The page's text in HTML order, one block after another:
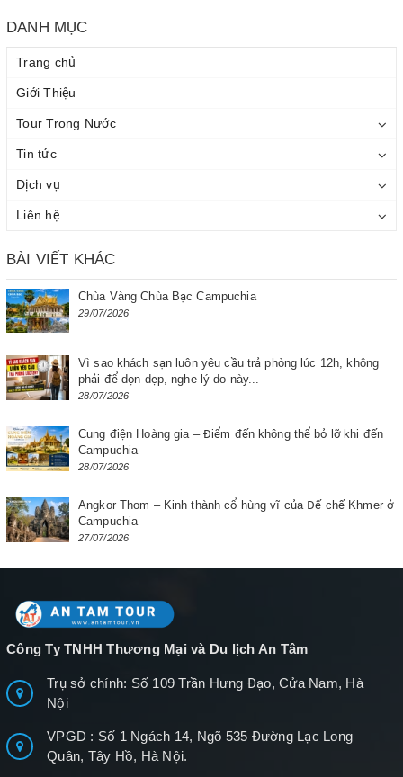
DANH MỤC
Trang chủ
Giới Thiệu
Tour Trong Nước
Tin tức
Dịch vụ
Liên hệ
BÀI VIẾT KHÁC
Chùa Vàng Chùa Bạc Campuchia
29/07/2026
Vì sao khách sạn luôn yêu cầu trả phòng lúc 12h, không
phải để dọn dẹp, nghe lý do này...
28/07/2026
Cung điện Hoàng gia – Điểm đến không thể bỏ lỡ khi đến
Campuchia
28/07/2026
Angkor Thom – Kinh thành cổ hùng vĩ của Đế chế Khmer ở
Campuchia
27/07/2026
Công Ty TNHH Thương Mại và Du lịch An Tâm
Trụ sở chính: Số 109 Trần Hưng Đạo, Cửa Nam, Hà
Nội
VPGD : Số 1 Ngách 14, Ngõ 535 Đường Lạc Long
Quân, Tây Hồ, Hà Nội.